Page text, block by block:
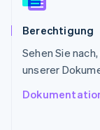
Berechtigung
Sehen Sie
unserer
Schweiz
Singapur
English 简体中
Slowakei
Slowenien